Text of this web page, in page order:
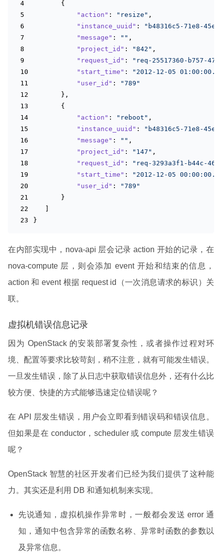
       {
"action" : "resize" ,
"instance_uuid" :
"b48316c5-71e8-
"message" : "" ,
"project_id" : "842" ,
"request_id" :
"req-25517360-b757-
"start_time" :
"2012-12-05
"user_id" :
"789"
       },
       {
"action" : "reboot" ,
"instance_uuid" :
"b48316c5-71e8-
"message" : "" ,
"project_id" : "147" ,
"request_id" :
"req-3293a3f1-b44c-
"start_time" :
"2012-12-05
"user_id" :
"789"
       }
}
在内部实现中，nova-api 层会记录 action 开始的记录，在
nova-compute 层，则会添加 event 开始和结束的信息，
action 和 event 根据 request id（一次消息请求的标识）关
联。
虚拟机错误信息记录
因为 OpenStack 的安装部署复杂性，或者操作过程对环
境、配置等要求比较苛刻，稍不注意，就有可能发生错误。
一旦发生错误，除了从日志中获取错误信息外，还有什么比
较方便、快捷的方式能够迅速定位错误呢？
在 API 层发生错误，用户会立即看到错误码和错误信息。
但如果是在 conductor，scheduler 或 compute 层发生错误
呢？
OpenStack 智慧的社区开发者们已经为我们提供了这种能
力。其实还是利用 DB 和通知机制来实现。
先说通知，虚拟机操作异常时，一般都会发送 error 通
知，通知中包含异常的函数名称、异常时函数的参数以
及异常信息。